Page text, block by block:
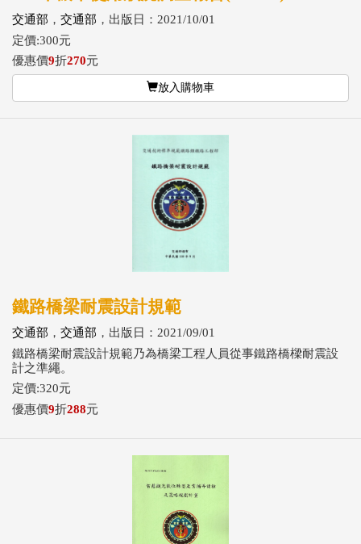
交通部 ， 交通部 ，出版日：2021/10/01
定價:300元
優惠價9折270元
放入購物車
鐵路橋梁耐震設計規範
交通部 ， 交通部 ，出版日：2021/09/01
鐵路橋梁耐震設計規範乃為橋梁工程人員從事鐵路橋樑耐震設
計之準繩。
定價:320元
優惠價9折288元